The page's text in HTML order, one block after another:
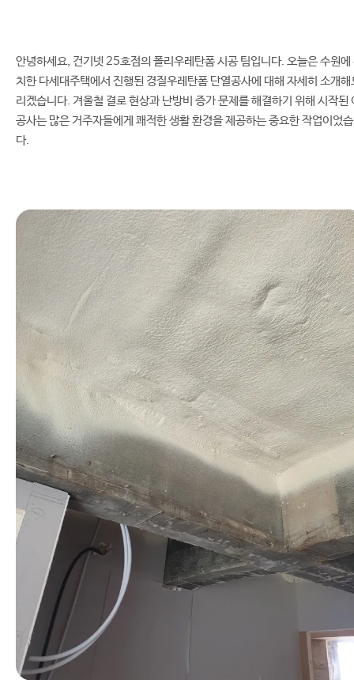
안녕하세요, 건기넷 25호점의 폴리우레탄폼 시공 팀입니다. 오늘은 수원에
치한 다세대주택에서 진행된 경질우레탄폼 단열공사에 대해 자세히 소개해
리겠습니다. 겨울철 결로 현상과 난방비 증가 문제를 해결하기 위해 시작된
공사는 많은 거주자들에게 쾌적한 생활 환경을 제공하는 중요한 작업이었
다.